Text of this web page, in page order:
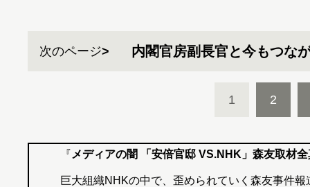
次のページ 内閣官房副長官と今もつな
1 2
『 メディアの闇 「安倍官邸 VS.NHK」森友取材
巨大組織NHKの中で、歪められていく森友事件